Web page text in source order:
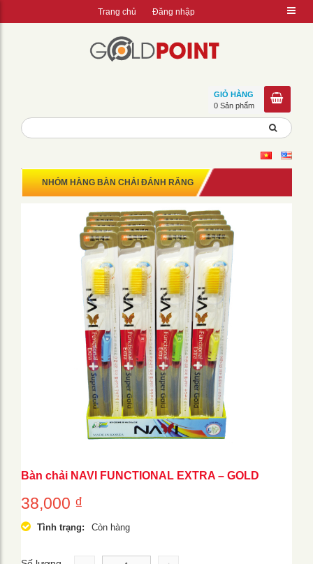
Trang chủ Đăng nhập
GIỎ HÀNG
0 Sản phẩm
NHÓM HÀNG BÀN CHẢI ĐÁNH RĂNG
Bàn chải NAVI FUNCTIONAL EXTRA – GOLD
38,000 ₫
Tình trạng: Còn hàng